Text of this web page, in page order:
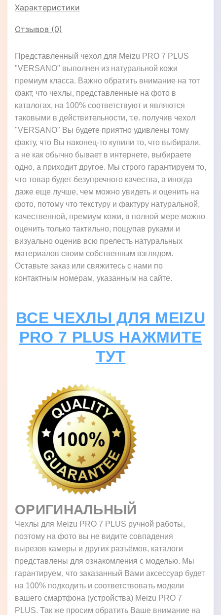
Характеристики
Отзывов (0)
Представленный чехол для Meizu PRO 7 PLUS
"VERSANO" выполнен из натуральной кожи
премиум класса. Важно обратить внимание на тот
факт, что чехлы, представленные на фото в
каталогах, на 100% соответствуют и являются
таковыми в действительности, т.е. получив чехол
"VERSANO" Вы будете приятно удивлены тому
факту, что Вы наконец-то купили то, что выбирали,
а не как обычно бывает в интернете, выбираете
одно, а приходит другое. Мы строго гарантируем то,
что товар будет безупречного качества, а иногда
даже еще лучше, чем можно увидеть и оценить на
фото, потому что текстуру и фактуру натуральной,
качественной, премиум кожи, в полной мере можно
оценить только тактильно, пощупав руками и
визуально оценив всю прелесть натуральных
материалов своим собственным взглядом.
Оставьте заказ или свяжитесь с нами по
контактным номерам, указанным на сайте.
ВСЕ ЧЕХЛЫ ДЛЯ MEIZU
PRO 7 PLUS НАЖМИТЕ
ТУТ
ОРИГИНАЛЬНЫЙ
Чехлы для Meizu PRO 7 PLUS ручной работы,
поэтому на фото вы не видите совпадения
вырезов камеры и других разъёмов, каталоги
представлены для ознакомления с моделью. Мы
гарантируем, что заказанный Вами аксессуар будет
на 100% подходить и соответствовать модели
вашего смартфона (устройства) Meizu PRO 7
PLUS. Так же просим обратить Ваше внимание на